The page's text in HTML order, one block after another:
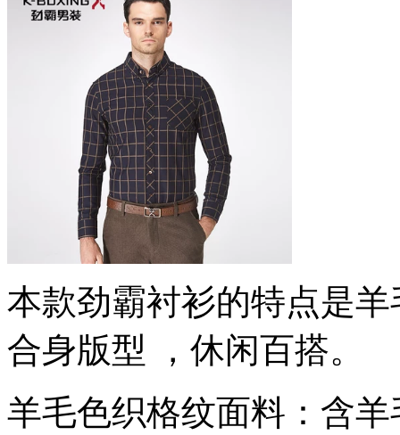
本款劲霸衬衫的特点是
合身版型 ，休闲百搭。
羊毛色织格纹面料：含